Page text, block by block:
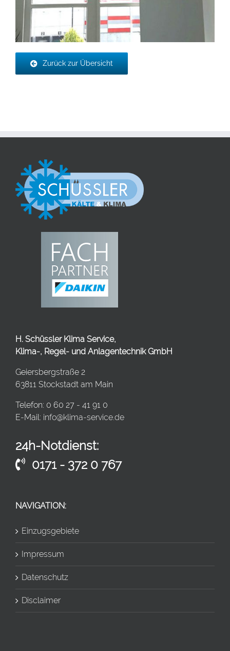
Zurück zur Übersicht
H. Schüssler Klima Service,
Klima-, Regel- und Anlagentechnik GmbH
Geiersbergstraße 2
63811 Stockstadt am Main
Telefon: 0 60 27 - 41 91 0
E-Mail: info@klima-service.de
24h-Notdienst:
0171 - 372 0 767
NAVIGATION:
Einzugsgebiete
Impressum
Datenschutz
Disclaimer